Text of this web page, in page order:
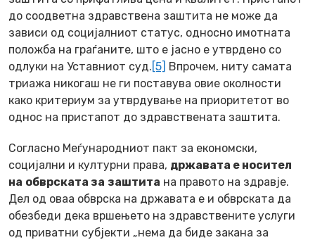
до соодветна здравствена заштита не може да
зависи од социјалниот статус, односно имотната
положба на граѓаните, што е јасно е утврдено со
одлуки на Уставниот суд.[5] Впрочем, ниту самата
триажа никогаш не ги поставува овие околности
како критериум за утврдување на приоритетот во
однос на пристапот до здравствената заштита.
Согласно Меѓународниот пакт за економски,
социјални и културни права, државата е носител
на обврската за заштита на правото на здравје.
Дел од оваа обврска на државата е и обврската да
обезбеди дека вршењето на здравствените услуги
од приватни субјекти „нема да биде закана за